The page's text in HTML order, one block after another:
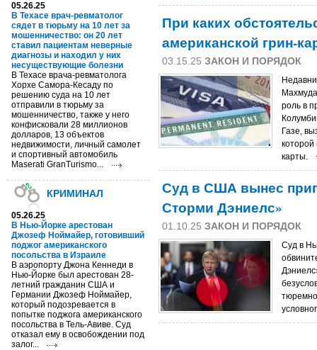
05.26.25
В Техасе врач-ревматолог
сядет в тюрьму на 10 лет за
мошенничество: он 20 лет
ставил пациентам неверные
диагнозы и находил у них
несуществующие болезни
В Техасе врача-ревматолога
Хорхе Самора-Кесаду по
решению суда на 10 лет
отправили в тюрьму за
мошенничество, также у него
конфисковали 28 миллионов
долларов, 13 объектов
недвижимости, личный самолет
и спортивный автомобиль
Maserati GranTurismo...
КРИМИНАЛ
05.26.25
В Нью-Йорке арестован
Джозеф Ноймайер, готовивший
поджог американского
посольства в Израиле
В аэропорту Джона Кеннеди в
Нью-Йорке был арестован 28-
летний гражданин США и
Германии Джозеф Ноймайер,
который подозревается в
попытке поджога американского
посольства в Тель-Авиве. Суд
отказал ему в освобождении под
залог...
При каких
американской грин-
03.15.25 ЗАКОН И ПОРЯДОК
роль в
Газе,
которой
карты.
Суд в США вынес
Сторми Дэниелс»
01.10.25 ЗАКОН И ПОРЯДОК
Cуд в